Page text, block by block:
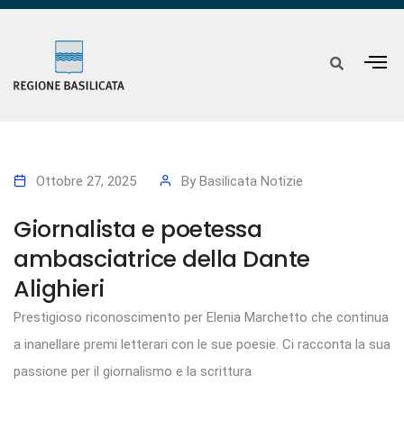
Ottobre 27, 2025 By Basilicata Notizie
Giornalista e poetessa
ambasciatrice della Dante
Alighieri
Prestigioso riconoscimento per Elenia Marchetto che continua
a inanellare premi letterari con le sue poesie. Ci racconta la sua
passione per il giornalismo e la scrittura